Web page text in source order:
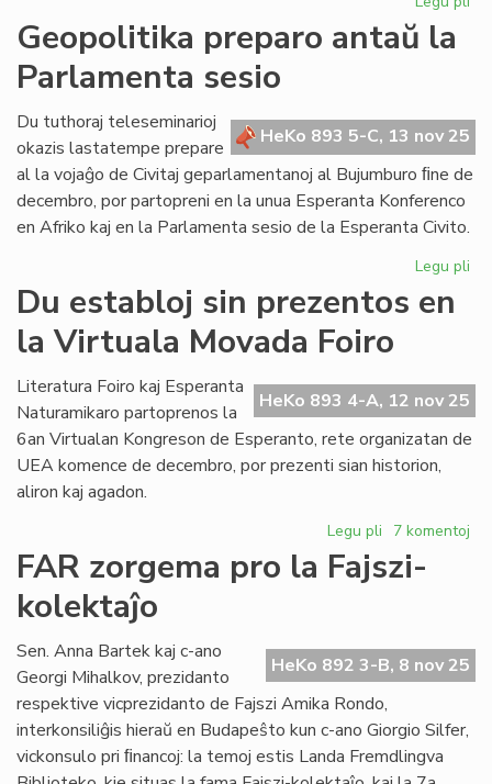
de
Geopolitika preparo antaŭ la
Parlamenta sesio
HeKo 893 5-C, 13 nov 25
Du tuthoraj teleseminarioj
okazis lastatempe prepare
al la vojaĝo de Civitaj geparlamentanoj al Bujumburo ﬁne de
decembro, por partopreni en la unua Esperanta Konferenco
en Afriko kaj en la Parlamenta sesio de la Esperanta Civito.
Legu pli
Du establoj sin prezentos en
la Virtuala Movada Foiro
HeKo 893 4-A, 12 nov 25
Literatura Foiro kaj Esperanta
Naturamikaro partoprenos la
6an Virtualan Kongreson de Esperanto, rete organizatan de
UEA komence de decembro, por prezenti sian historion,
aliron kaj agadon.
Legu pli pri
establoj
en
la
Movada
Foiro
7 komentoj
FAR zorgema pro la Fajszi-
kolektaĵo
HeKo 892 3-B, 8 nov 25
Sen. Anna Bartek kaj c-ano
Georgi Mihalkov, prezidanto
respektive vicprezidanto de Fajszi Amika Rondo,
interkonsiliĝis hieraŭ en Budapeŝto kun c-ano Giorgio Silfer,
vickonsulo pri ﬁnancoj: la temoj estis Landa Fremdlingva